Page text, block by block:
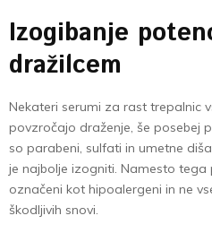
Izogibanje
dražilcem
Nekateri serumi za rast trepalnic
povzročajo draženje, še posebej
so parabeni, sulfati in umetne
je najbolje izogniti. Namesto tega
označeni kot hipoalergeni in ne
škodljivih snovi.